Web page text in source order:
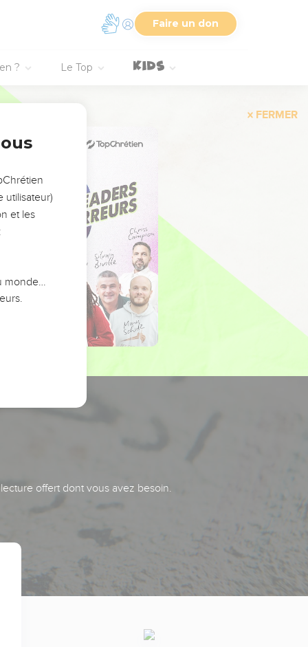
Faire un don
? Le Top
FERMER
offert dont vous avez besoin.
utilisateur)
et les
monde…